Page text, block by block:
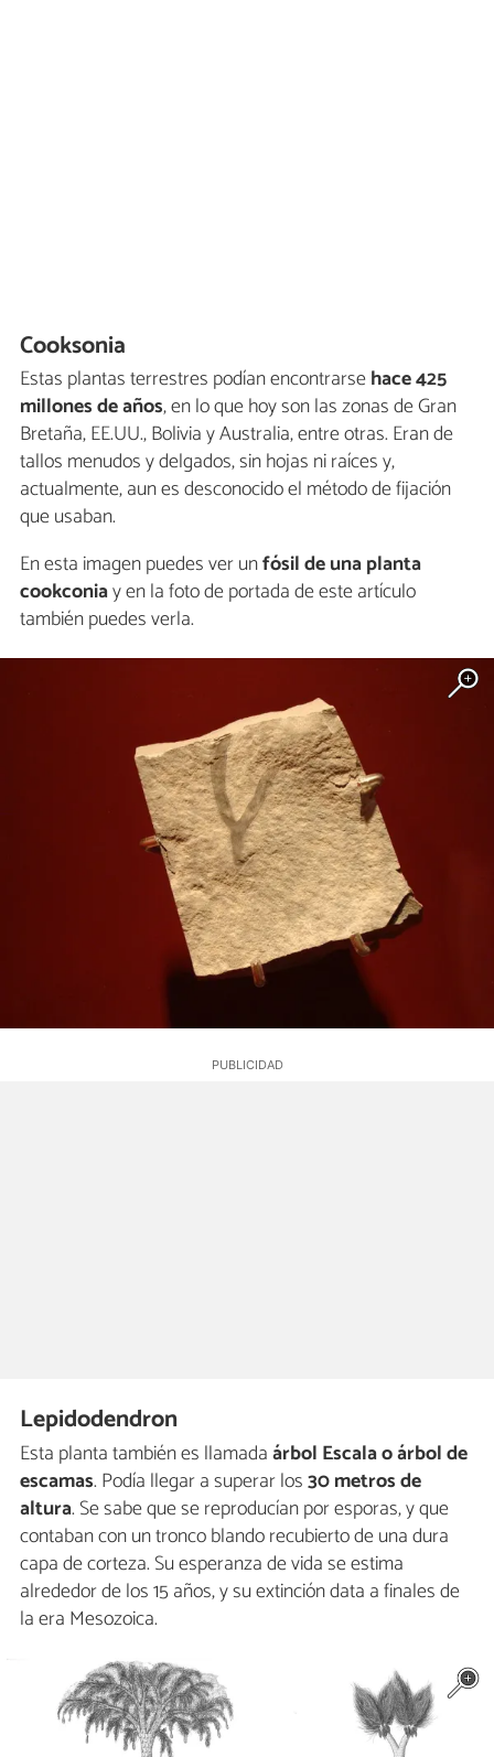
Cooksonia
Estas plantas terrestres podían encontrarsehace 425
millones de años, en lo que hoy son las zonas de Gran
Bretaña, EE.UU., Bolivia y Australia, entre otras. Eran de
tallos menudos y delgados, sin hojas ni raíces y,
actualmente, aun es desconocido el método de fijación
que usaban.
En esta imagen puedes ver unfósil de una planta
cookconiay en la foto de portada de este artículo
también puedes verla.
Lepidodendron
Esta planta también es llamadaárbol Escala o árbol de
escamas. Podía llegar a superar los30 metros de
altura. Se sabe que se reproducían por esporas, y que
contaban con un tronco blando recubierto de una dura
capa de corteza. Su esperanza de vida se estima
alrededor de los 15 años, y su extinción data a finales de
la era Mesozoica.